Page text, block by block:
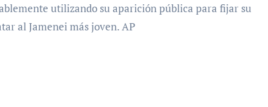
utilizando su aparición pública para fijar su
al Jamenei más joven. AP